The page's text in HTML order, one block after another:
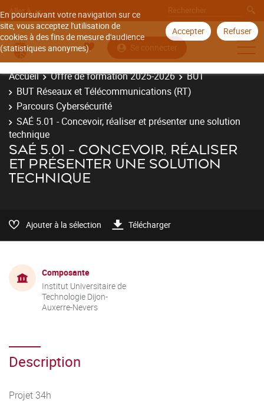
En poursuivant votre navigation sur ce
site, vous acceptez l'utilisation de
cookies à des fins de mesure d'audience
(statistiques anonymes).
Accepter Refuser
Aller à
Se connecter
Accueil Offre de formation 2025-2026
BUT
BUT Réseaux et Télécommunications (RT)
Parcours Cybersécurité
SAÉ 5.01 - Concevoir, réaliser et présenter une solution
technique
SAÉ 5.01 - CONCEVOIR, RÉALISER
ET PRÉSENTER UNE SOLUTION
TECHNIQUE
Ajouter à la sélection Télécharger
Composante
Institut Universitaire de
Technologie Dijon-
Auxerre-Nevers
Description
Projet 34h